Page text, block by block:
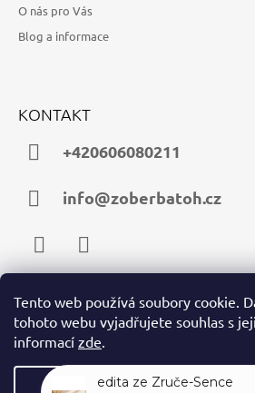
Tento web používá soubory cookie.
tohoto webu vyjadřujete souhlas s
informací zde.
Nastavení
O nás pro Vás
Blog a informace
KONTAKT
+420606080211
info@zoberbatoh.cz
FacebookInstagram
PŘIJÍMÁME ONLINE PLATBY